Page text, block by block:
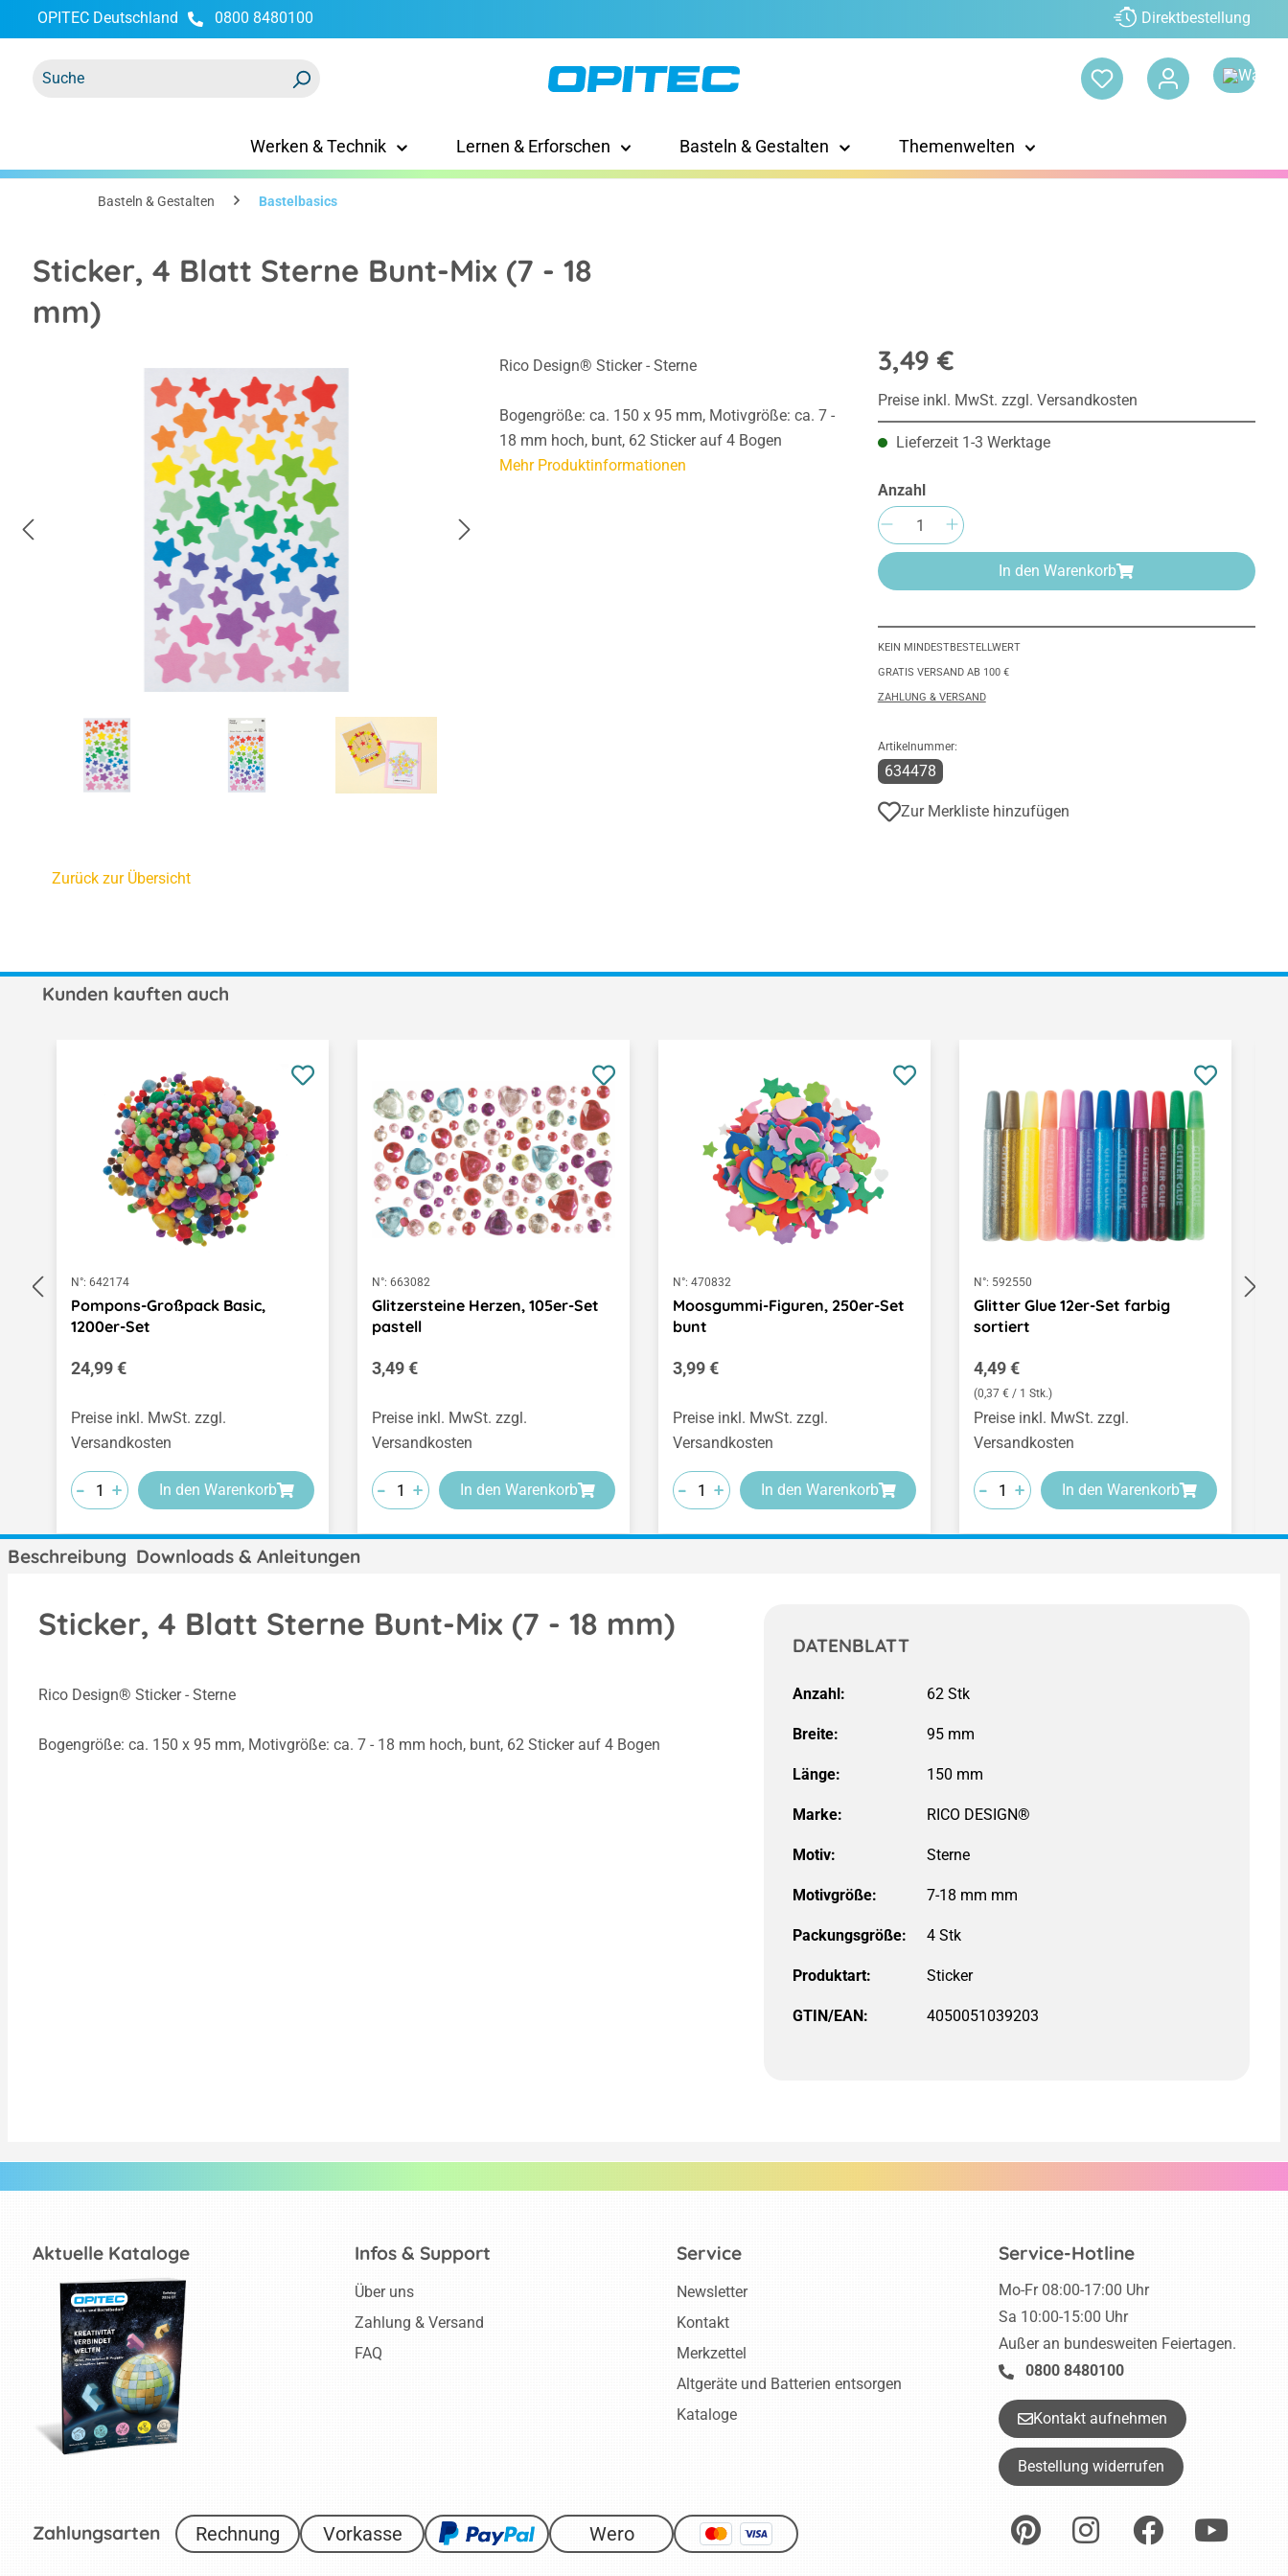
Zur Hauptnavigation springen
OPITEC Deutschland 0800 8480100 Direktbestellung
Werken & Technik Lernen & Erforschen Basteln & Gestalten Themenwelten
Basteln & Gestalten Bastelbasics
Sticker, 4 Blatt Sterne Bunt-Mix (7 - 18
mm)
Bildergalerie überspringen Rico Design® Sticker - Sterne
Bogengröße: ca. 150 x 95 mm, Motivgröße: ca. 7 -
18 mm hoch, bunt, 62 Sticker auf 4 Bogen
Mehr Produktinformationen
3,49 €
Preise inkl. MwSt. zzgl. Versandkosten
Lieferzeit 1-3 Werktage
Anzahl
Produkt Anzahl: Gib den gewünschten
In den Warenkorb
KEIN MINDESTBESTELLWERT
GRATIS VERSAND AB 100 €
ZAHLUNG & VERSAND
Artikelnummer:
634478
Zur Merkliste hinzufügen
Zurück zur Übersicht
Kunden kauften auch
N°: 642174
Pompons-Großpack Basic,
1200er-Set
Regulärer Preis:
24,99 €
Preise inkl. MwSt. zzgl.
Versandkosten
-
-
- +
+
+ In den Warenkorb
N°: 663082
Glitzersteine Herzen, 105er-Set
pastell
Regulärer Preis:
3,49 €
Preise inkl. MwSt. zzgl.
Versandkosten
-
-
- +
+
+ In den Warenkorb
N°: 470832
Moosgummi-Figuren, 250er-Set
bunt
Regulärer Preis:
3,99 €
Preise inkl. MwSt. zzgl.
Versandkosten
-
-
- +
+
+ In den Warenkorb
N°: 592550
Glitter Glue 12er-Set farbig
sortiert
Regulärer Preis:
4,49 €
(0,37 € / 1 Stk.)
Preise inkl. MwSt. zzgl.
Versandkosten
-
-
- +
+
+ In den Warenkorb
Beschreibung Downloads & Anleitungen
Sticker, 4 Blatt Sterne Bunt-Mix (7 - 18 mm)
Rico Design® Sticker - Sterne
Bogengröße: ca. 150 x 95 mm, Motivgröße: ca. 7 - 18 mm hoch, bunt, 62 Sticker auf 4 Bogen
DATENBLATT
Anzahl:
Breite:
Länge:
Marke: RICO DESIGN®
Motiv: Sterne
Motivgröße:
Packungsgröße:
Produktart:
GTIN/EAN: 4050051039203
Aktuelle Kataloge Service-Hotline
Mo-Fr 08:00-17:00 Uhr
Sa 10:00-15:00 Uhr
Außer an bundesweiten Feiertagen.
0800 8480100
Kontakt aufnehmen
Bestellung widerrufen
Infos & Support
Über uns
Zahlung & Versand
FAQ
Service
Newsletter
Kontakt
Merkzettel
Altgeräte und Batterien entsorgen
Kataloge
Zahlungsarten Rechnung Vorkasse Wero